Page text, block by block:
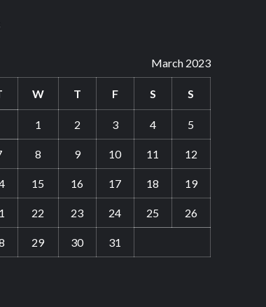
March 2023
W T F S S
1 2 3 4 5
8 9 10 11 12
15 16 17 18 19
22 23 24 25 26
29 30 31